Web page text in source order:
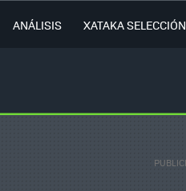
ANÁLISIS XATAKA SELECCIÓN